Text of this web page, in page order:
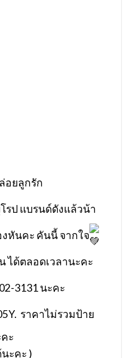
อยลูกรัก
รป แบรนด์ดังแล้วน้า
หันคะ คันนี้ จากใจ
ได้ตลอดเวลานะคะ
3131 นะคะ
ราคาไม่รวมป้าย
ะ
คะ )